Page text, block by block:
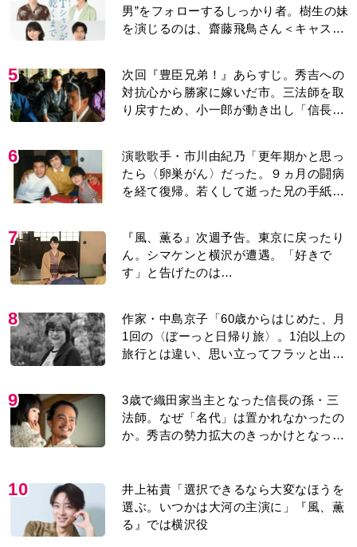
葬儀」を仕掛けるが…＜ネタバレあり＞
演歌歌手・市川由紀乃「更年期かと思っ
を経て復帰。若くして逝った兄の手紙を
今も支えに」【2026上半期BEST】
7
『風、薫る』次週予告。東京に戻ったり
す」と告げたのは…
8
作家・中島京子「60歳からはじめた、月
旅行とは違い、思い立ってフラッと出か
けられるのがいいところ」【2026上半期
BEST】
9
3歳で織田家当主となった信長の孫・三
か。秀吉の勢力拡大のきっかけとなった
「清須会議」の背景とは…。濱田浩一郎
が『豊臣兄弟！』を解説
10
る』では横沢役
もっと見る